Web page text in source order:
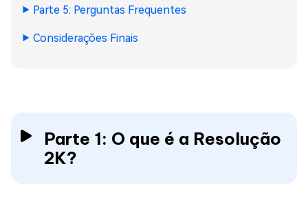
Parte 5: Perguntas Frequentes
Considerações Finais
Parte 1: O que é a Resolução
2K?